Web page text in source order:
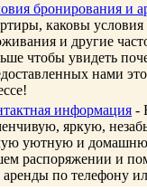
бронирования и
каковы
и другие
чтобы увидеть
нами
информация -
яркую,
уютную и
распоряжении и
аренды по телефону